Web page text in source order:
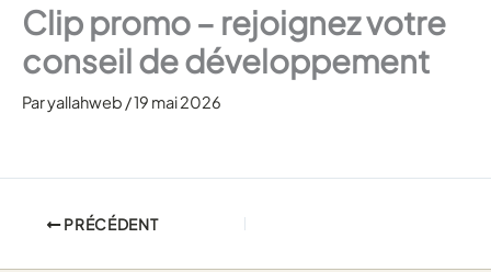
Clip promo – rejoignez votre
conseil de développement
Paryallahweb /19 mai 2026
PRÉCÉDENT